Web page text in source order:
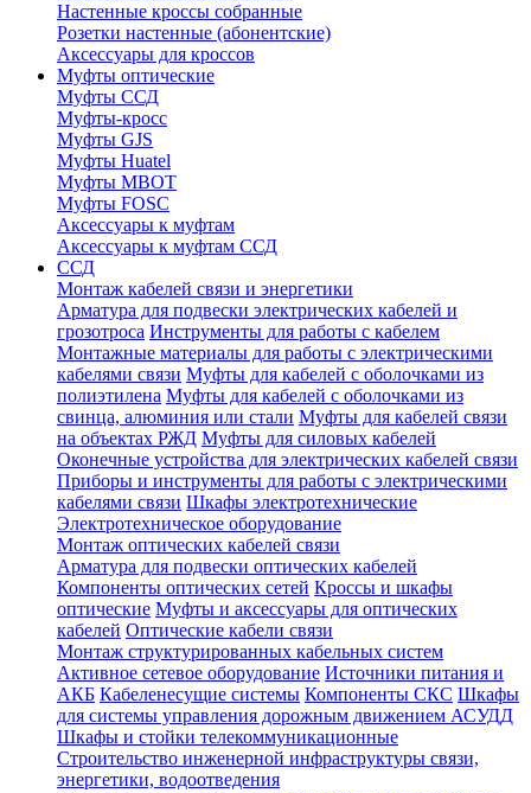
Настенные кроссы собранные
Розетки настенные (абонентские)
Аксессуары для кроссов
Муфты оптические
Муфты ССД
Муфты-кросс
Муфты GJS
Муфты Huatel
Муфты МВОТ
Муфты FOSC
Аксессуары к муфтам
Аксессуары к муфтам ССД
ССД
Монтаж кабелей связи и энергетики
Арматура для подвески электрических кабелей и
грозотроса Инструменты для работы с кабелем
Монтажные материалы для работы с электрическими
кабелями связи Муфты для кабелей с оболочками из
полиэтилена Муфты для кабелей с оболочками из
свинца, алюминия или стали Муфты для кабелей связи
на объектах РЖД Муфты для силовых кабелей
Оконечные устройства для электрических кабелей связи
Приборы и инструменты для работы с электрическими
кабелями связи Шкафы электротехнические
Электротехническое оборудование
Монтаж оптических кабелей связи
Арматура для подвески оптических кабелей
Компоненты оптических сетей Кроссы и шкафы
оптические Муфты и аксессуары для оптических
кабелей Оптические кабели связи
Монтаж структурированных кабельных систем
Активное сетевое оборудование Источники питания и
АКБ Кабеленесущие системы Компоненты СКС Шкафы
для системы управления дорожным движением АСУДД
Шкафы и стойки телекоммуникационные
Строительство инженерной инфраструктуры связи,
энергетики, водоотведения